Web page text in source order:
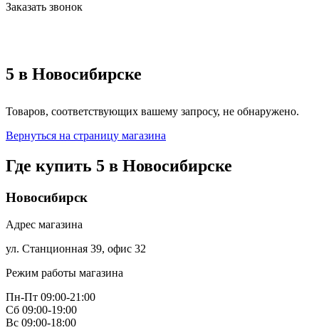
Заказать звонок
5 в Новосибирске
Товаров, соответствующих вашему запросу, не обнаружено.
Вернуться на страницу магазина
Где купить 5 в Новосибирске
Новосибирск
Адрес магазина
ул. Станционная 39, офис 32
Режим работы магазина
Пн-Пт 09:00-21:00
Сб 09:00-19:00
Вс 09:00-18:00